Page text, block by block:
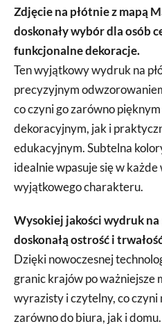
Zdjęcie na płótnie z mapą
doskonały wybór dla osób
funkcjonalne dekoracje.
Ten wyjątkowy wydruk na
precyzyjnym
co czyni go zarówno
dekoracyjnym, jak i
edukacyjnym. Subtelna
idealnie wpasuje się w
wyjątkowego charakteru.
Wysokiej jakości wydruk
doskonałą ostrość i
Dzięki nowoczesnej
granic krajów po ważniejsze
wyrazisty i czytelny, co
zarówno do biura, jak i domu.